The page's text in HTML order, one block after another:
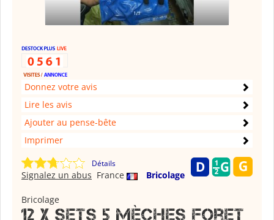
Donnez votre avis
Lire les avis
Ajouter au pense-bête
Imprimer
Détails
France Bricolage
Signalez un abus
Bricolage
12 x Sets 5 Mèches Foret